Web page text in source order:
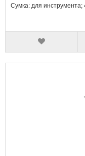
Сумка: для